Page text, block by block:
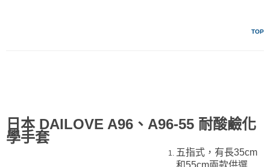
TOP
日本 DAILOVE A96、A96-55 耐酸鹼化
學手套
五指式，有長35cm
和55cm兩款供選